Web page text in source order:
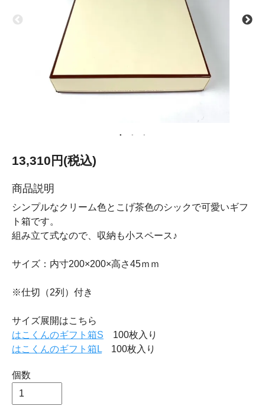
13,310円(税込)
商品説明
シンプルなクリーム色とこげ茶色のシックで可愛いギフ
ト箱です。
組み立て式なので、収納も小スペース♪
サイズ：内寸200×200×高さ45ｍｍ
※仕切（2列）付き
サイズ展開はこちら
はこくんのギフト箱S 100枚入り
はこくんのギフト箱L 100枚入り
個数